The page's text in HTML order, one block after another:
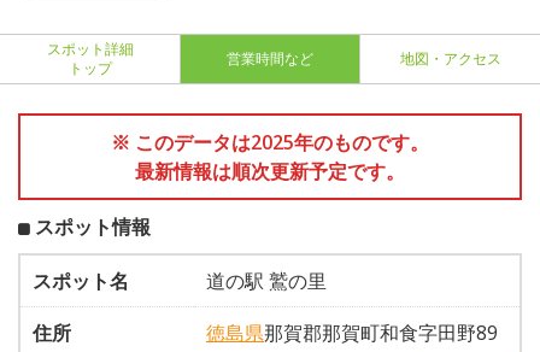
スポット詳細
トップ
営業時間など 地図・アクセス
※ このデータは2025年のものです。
最新情報は順次更新予定です。
スポット情報
スポット名
道の駅 鷲の里
住所
徳島県那賀郡那賀町和食字田野89